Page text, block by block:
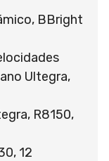
BBright
Ultegra,
R8150,
12